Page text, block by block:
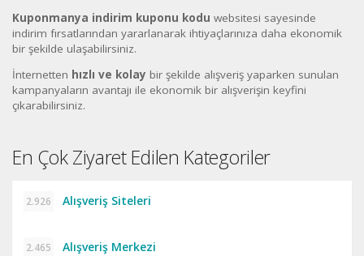
Kuponmanya indirim kuponu kodu websitesi sayesinde
indirim fırsatlarından yararlanarak ihtiyaçlarınıza daha ekonomik
bir şekilde ulaşabilirsiniz.
İnternetten hızlı ve kolay bir şekilde alışveriş yaparken sunulan
kampanyaların avantajı ile ekonomik bir alışverişin keyfini
çıkarabilirsiniz.
En Çok Ziyaret Edilen Kategoriler
2.926 Alışveriş Siteleri
2.465 Alışveriş Merkezi